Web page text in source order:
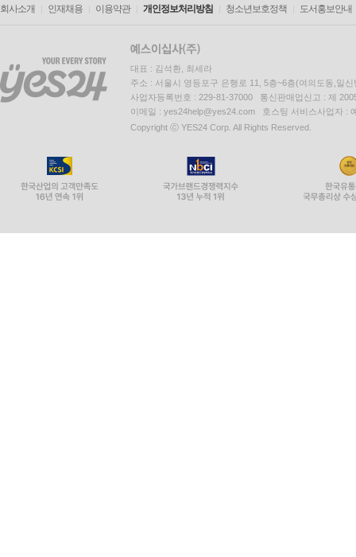
회사소개 인재채용 이용약관 개인정보처리방침 청소년보호정책 도서홍보안내
대표 : 김석환, 최세라
주소 : 서울시 영등포구 은행로 11, 5층~6층(여의도동,일신
사업자등록번호 : 229-81-37000 통신판매업신고 : 제
이메일 : yes24help@yes24.com 호스팅 서비스사업자 :
Copyright ⓒ YES24 Corp. All Rights Reserved.